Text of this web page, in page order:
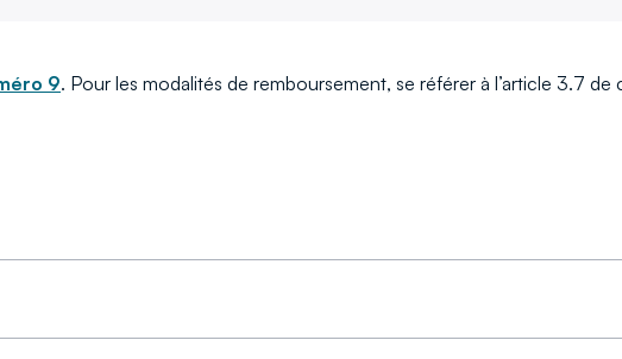
9. Pour les modalités de remboursement, se référer à l’article 3.7 de